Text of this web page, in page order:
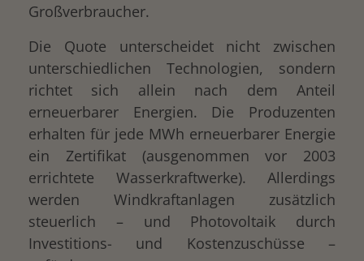
Großverbraucher.
Die Quote unterscheidet nicht zwischen
unterschiedlichen Technologien, sondern
richtet sich allein nach dem Anteil
erneuerbarer Energien. Die Produzenten
erhalten für jede MWh erneuerbarer Energie
ein Zertifikat (ausgenommen vor 2003
errichtete Wasserkraftwerke). Allerdings
werden Windkraftanlagen zusätzlich
steuerlich – und Photovoltaik durch
Investitions- und Kostenzuschüsse –